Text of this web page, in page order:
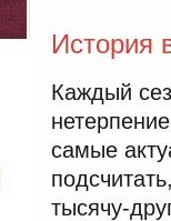
История
Каждый
самые
тысячу-